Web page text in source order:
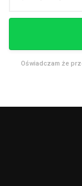
Oświadczam że